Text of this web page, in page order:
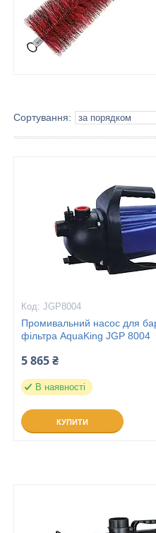
JGP8004
Промивальний насос для
фільтра AquaKing JGP 8004
5 865 ₴
В наявності
КУПИТИ